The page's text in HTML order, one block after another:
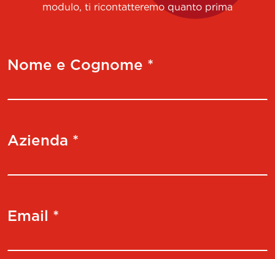
modulo, ti ricontatteremo quanto prima
Nome e Cognome *
Azienda *
Email *